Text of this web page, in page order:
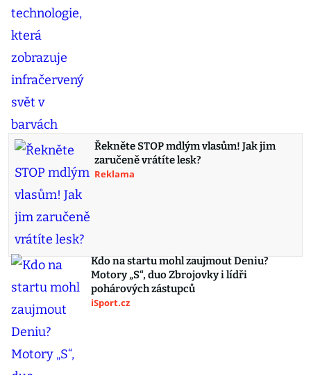
Řekněte STOP mdlým vlasům! Jak jim
zaručeně vrátíte lesk?
Reklama
Kdo na startu mohl zaujmout Deniu?
Motory „S“, duo Zbrojovky i lídři
pohárových zástupců
iSport.cz